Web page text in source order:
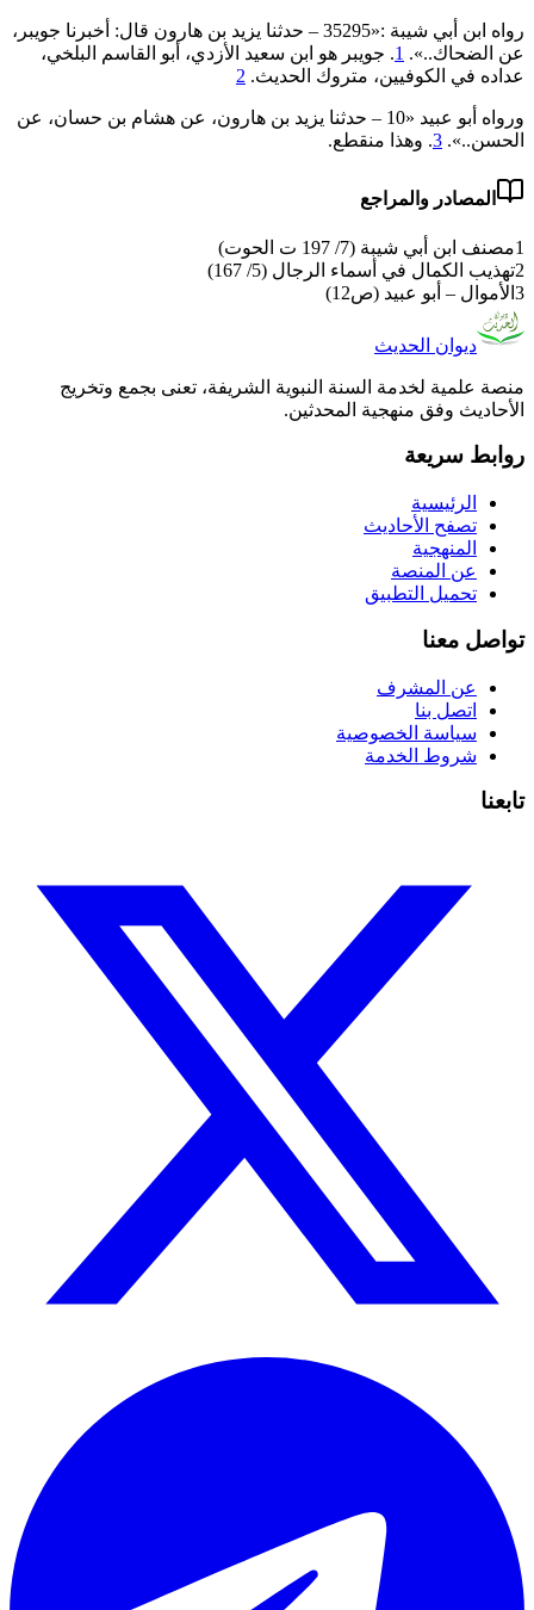
رواه ابن أبي شيبة :«35295 – حدثنا يزيد بن هارون قال: أخبرنا جويبر،
عن الضحاك..». 1. جويبر ‌هو ابن ‌سعيد ‌الأزدي، أبو القاسم البلخي،
عداده في الكوفيين، متروك الحديث. 2
ورواه أبو عبيد «10 – حدثنا يزيد بن هارون، عن هشام بن حسان، عن
الحسن..». 3. وهذا منقطع.
المصادر والمراجع
1مصنف ابن أبي شيبة (7/ 197 ت الحوت)
2تهذيب الكمال في أسماء الرجال (5/ 167)
3 الأموال – أبو عبيد (ص12)
ديوان الحديث
منصة علمية لخدمة السنة النبوية الشريفة، تعنى بجمع وتخريج
الأحاديث وفق منهجية المحدثين.
روابط سريعة
الرئيسية
تصفح الأحاديث
المنهجية
عن المنصة
تحميل التطبيق
تواصل معنا
عن المشرف
اتصل بنا
سياسة الخصوصية
شروط الخدمة
تابعنا